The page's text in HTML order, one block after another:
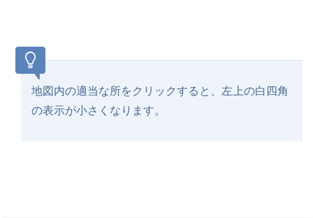
地図内の適当な所をクリックすると、左上の白四角
の表示が小さくなります。